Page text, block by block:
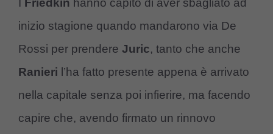
Friedkin hanno capito di aver sbagliato ad
inizio stagione quando mandarono via De
Rossi per prendere Juric, tanto che anche
Ranieri l’ha fatto presente appena è arrivato
nella capitale senza poi infierire, ma facendo
capire che, avendo firmato un rinnovo